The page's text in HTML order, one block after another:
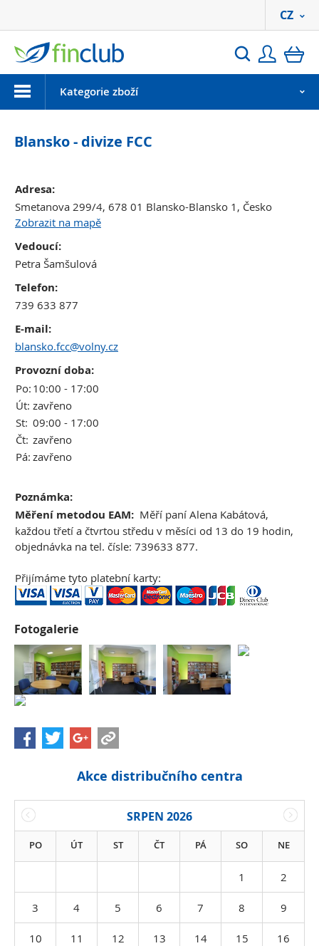
Hledat
CZ
MenuKategorie zboží
Blansko - divize FCC
Adresa:
Smetanova 299/4, 678 01 Blansko-Blansko 1, Česko
Zobrazit na mapě
Vedoucí:
Petra Šamšulová
Telefon:
739 633 877
E-mail:
blansko.fcc@volny.cz
Provozní doba:
Po: 10:00 - 17:00
Út: zavřeno
St: 09:00 - 17:00
Čt: zavřeno
Pá: zavřeno
Poznámka:
Měření metodou EAM: Měří paní Alena Kabátová,
každou třetí a čtvrtou středu v měsíci od 13 do 19 hodin,
objednávka na tel. čísle: 739633 877.
Přijímáme tyto platební karty:
Fotogalerie
Akce distribučního centra
SRPEN 2026
PO ÚT ST ČT PÁ SO NE
1 2
3 4 5 6 7 8 9
10 11 12 13 14 15 16